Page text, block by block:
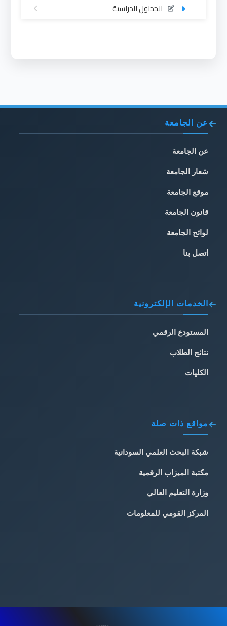
الجداول الدراسية
عن الجامعة
عن الجامعة
شعار الجامعة
موقع الجامعة
قانون الجامعة
لوائح الجامعة
اتصل بنا
الخدمات الإلكترونية
المستودع الرقمي
نتائج الطلاب
الكليات
مواقع ذات صلة
شبكة البحث العلمي السودانية
مكتبة الميزاب الرقمية
وزارة التعليم العالي
المركز القومي للمعلومات